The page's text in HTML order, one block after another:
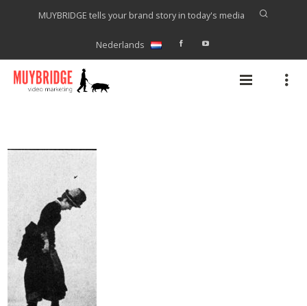
MUYBRIDGE tells your brand story in today's media
Nederlands